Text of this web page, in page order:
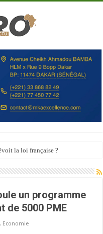
la loi française ?
un programme
de 5000 PME
, Economie